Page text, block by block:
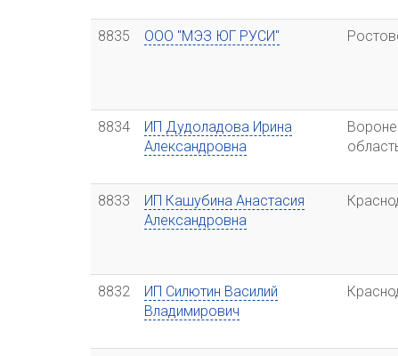
8835 ООО "МЭЗ ЮГ РУСИ"
8834
ИП Дудоладова Ирина
Александровна
8833
ИП Кашубина Анастасия
Александровна
8832
ИП Силютин Василий
Владимирович